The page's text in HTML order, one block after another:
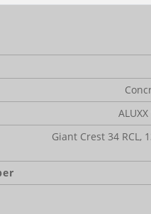
Giant Crest 34 RCL,